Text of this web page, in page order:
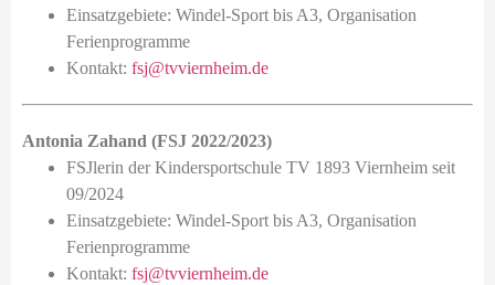
Einsatzgebiete: Windel-Sport bis A3, Organisation
Ferienprogramme
Kontakt: fsj@tvviernheim.de
Antonia Zahand (FSJ 2022/2023)
FSJlerin der Kindersportschule TV 1893 Viernheim seit
09/2024
Einsatzgebiete: Windel-Sport bis A3, Organisation
Ferienprogramme
Kontakt: fsj@tvviernheim.de